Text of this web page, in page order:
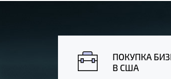
ПОКУПКА
В США